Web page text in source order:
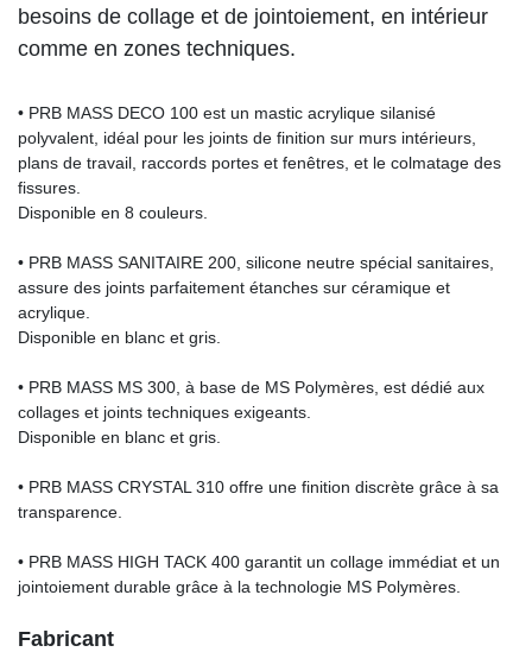
besoins de collage et de jointoiement, en intérieur
comme en zones techniques.
• PRB MASS DECO 100 est un mastic acrylique silanisé
polyvalent, idéal pour les joints de finition sur murs intérieurs,
plans de travail, raccords portes et fenêtres, et le colmatage des
fissures.
Disponible en 8 couleurs.
• PRB MASS SANITAIRE 200, silicone neutre spécial sanitaires,
assure des joints parfaitement étanches sur céramique et
acrylique.
Disponible en blanc et gris.
• PRB MASS MS 300, à base de MS Polymères, est dédié aux
collages et joints techniques exigeants.
Disponible en blanc et gris.
• PRB MASS CRYSTAL 310 offre une finition discrète grâce à sa
transparence.
• PRB MASS HIGH TACK 400 garantit un collage immédiat et un
jointoiement durable grâce à la technologie MS Polymères.
Fabricant